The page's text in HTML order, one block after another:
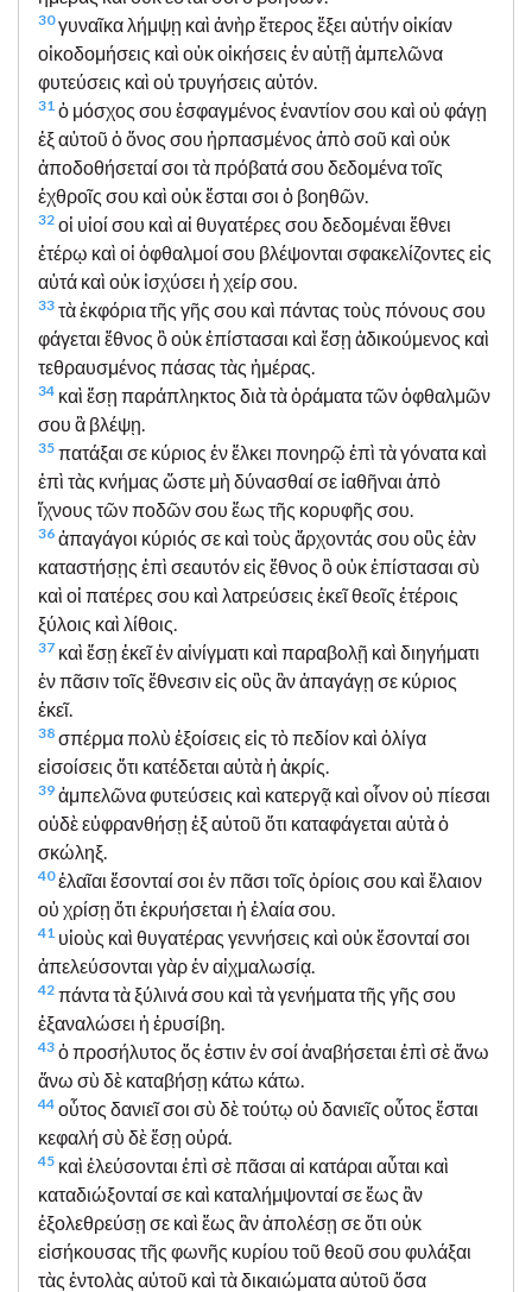
30γυναῖκα λήμψῃ καὶ ἀνὴρ ἕτερος ἕξει αὐτήν οἰκίαν
οἰκοδομήσεις καὶ οὐκ οἰκήσεις ἐν αὐτῇ ἀμπελῶνα
φυτεύσεις καὶ οὐ τρυγήσεις αὐτόν.
31 ὁ μόσχος σου ἐσφαγμένος ἐναντίον σου καὶ οὐ φάγῃ
ἐξ αὐτοῦ ὁ ὄνος σου ἡρπασμένος ἀπὸ σοῦ καὶ οὐκ
ἀποδοθήσεταί σοι τὰ πρόβατά σου δεδομένα τοῖς
ἐχθροῖς σου καὶ οὐκ ἔσται σοι ὁ βοηθῶν.
32 οἱ υἱοί σου καὶ αἱ θυγατέρες σου δεδομέναι ἔθνει
ἑτέρῳ καὶ οἱ ὀφθαλμοί σου βλέψονται σφακελίζοντες εἰς
αὐτά καὶ οὐκ ἰσχύσει ἡ χείρ σου.
33 τὰ ἐκφόρια τῆς γῆς σου καὶ πάντας τοὺς πόνους σου
φάγεται ἔθνος ὃ οὐκ ἐπίστασαι καὶ ἔσῃ ἀδικούμενος καὶ
τεθραυσμένος πάσας τὰς ἡμέρας.
34 καὶ ἔσῃ παράπληκτος διὰ τὰ ὁράματα τῶν ὀφθαλμῶν
σου ἃ βλέψῃ.
35 πατάξαι σε κύριος ἐν ἕλκει πονηρῷ ἐπὶ τὰ γόνατα καὶ
ἐπὶ τὰς κνήμας ὥστε μὴ δύνασθαί σε ἰαθῆναι ἀπὸ
ἴχνους τῶν ποδῶν σου ἕως τῆς κορυφῆς σου.
36 ἀπαγάγοι κύριός σε καὶ τοὺς ἄρχοντάς σου οὓς ἐὰν
καταστήσῃς ἐπὶ σεαυτόν εἰς ἔθνος ὃ οὐκ ἐπίστασαι σὺ
καὶ οἱ πατέρες σου καὶ λατρεύσεις ἐκεῖ θεοῖς ἑτέροις
ξύλοις καὶ λίθοις.
37 καὶ ἔσῃ ἐκεῖ ἐν αἰνίγματι καὶ παραβολῇ καὶ διηγήματι
ἐν πᾶσιν τοῖς ἔθνεσιν εἰς οὓς ἂν ἀπαγάγῃ σε κύριος
ἐκεῖ.
38 σπέρμα πολὺ ἐξοίσεις εἰς τὸ πεδίον καὶ ὀλίγα
εἰσοίσεις ὅτι κατέδεται αὐτὰ ἡ ἀκρίς.
39 ἀμπελῶνα φυτεύσεις καὶ κατεργᾷ καὶ οἶνον οὐ πίεσαι
οὐδὲ εὐφρανθήσῃ ἐξ αὐτοῦ ὅτι καταφάγεται αὐτὰ ὁ
σκώληξ.
40ἐλαῖαι ἔσονταί σοι ἐν πᾶσι τοῖς ὁρίοις σου καὶ ἔλαιον
οὐ χρίσῃ ὅτι ἐκρυήσεται ἡ ἐλαία σου.
41 υἱοὺς καὶ θυγατέρας γεννήσεις καὶ οὐκ ἔσονταί σοι
ἀπελεύσονται γὰρ ἐν αἰχμαλωσίᾳ.
42 πάντα τὰ ξύλινά σου καὶ τὰ γενήματα τῆς γῆς σου
ἐξαναλώσει ἡ ἐρυσίβη.
43 ὁ προσήλυτος ὅς ἐστιν ἐν σοί ἀναβήσεται ἐπὶ σὲ ἄνω
ἄνω σὺ δὲ καταβήσῃ κάτω κάτω.
44 οὗτος δανιεῖ σοι σὺ δὲ τούτῳ οὐ δανιεῖς οὗτος ἔσται
κεφαλή σὺ δὲ ἔσῃ οὐρά.
45 καὶ ἐλεύσονται ἐπὶ σὲ πᾶσαι αἱ κατάραι αὗται καὶ
καταδιώξονταί σε καὶ καταλήμψονταί σε ἕως ἂν
ἐξολεθρεύσῃ σε καὶ ἕως ἂν ἀπολέσῃ σε ὅτι οὐκ
εἰσήκουσας τῆς φωνῆς κυρίου τοῦ θεοῦ σου φυλάξαι
τὰς ἐντολὰς αὐτοῦ καὶ τὰ δικαιώματα αὐτοῦ ὅσα